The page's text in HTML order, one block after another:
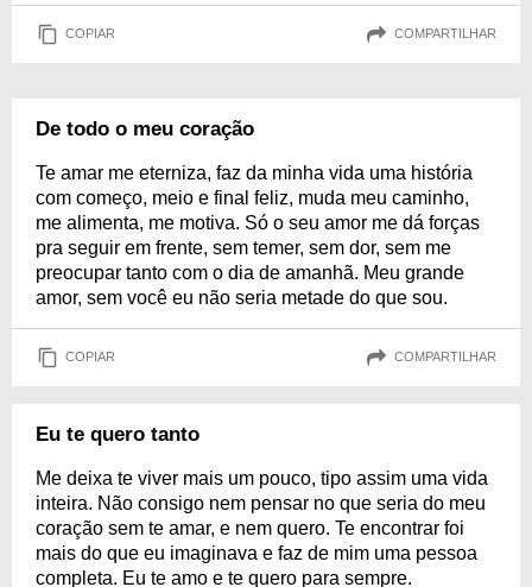
COPIAR COMPARTILHAR
De todo o meu coração
Te amar me eterniza, faz da minha vida uma história
com começo, meio e final feliz, muda meu caminho,
me alimenta, me motiva. Só o seu amor me dá forças
pra seguir em frente, sem temer, sem dor, sem me
preocupar tanto com o dia de amanhã. Meu grande
amor, sem você eu não seria metade do que sou.
COPIAR COMPARTILHAR
Eu te quero tanto
Me deixa te viver mais um pouco, tipo assim uma vida
inteira. Não consigo nem pensar no que seria do meu
coração sem te amar, e nem quero. Te encontrar foi
mais do que eu imaginava e faz de mim uma pessoa
completa. Eu te amo e te quero para sempre.